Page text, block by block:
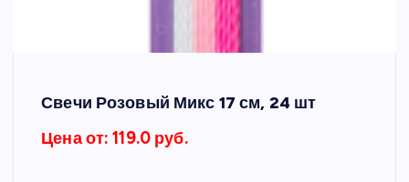
Свечи Розовый Микс 17 см, 24 шт
Цена от: 119.0 руб.